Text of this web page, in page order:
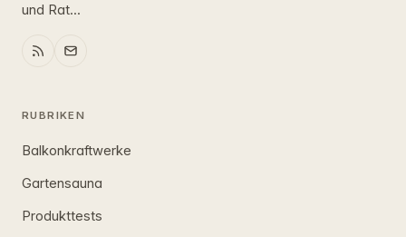
und Rat...
RUBRIKEN
Balkonkraftwerke
Gartensauna
Produkttests